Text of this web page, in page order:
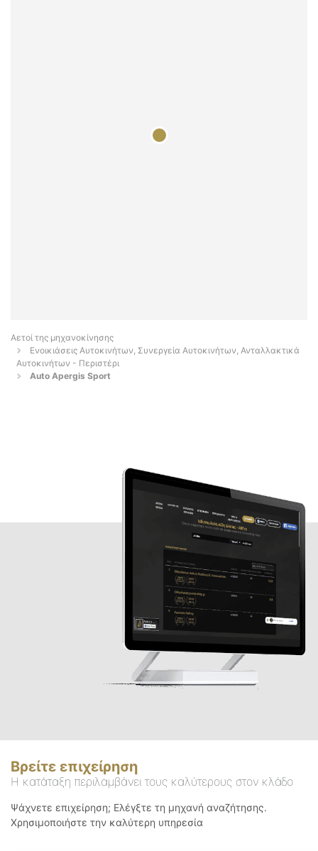
Αετοί της μηχανοκίνησης
Ενοικιάσεις Αυτοκινήτων, Συνεργεία Αυτοκινήτων, Ανταλλακτικά
Αυτοκινήτων - Περιστέρι
Auto Apergis Sport
Βρείτε επιχείρηση
Η κατάταξη περιλαμβάνει τους καλύτερους στον κλάδο
Ψάχνετε επιχείρηση; Ελέγξτε τη μηχανή αναζήτησης.
Χρησιμοποιήστε την καλύτερη υπηρεσία